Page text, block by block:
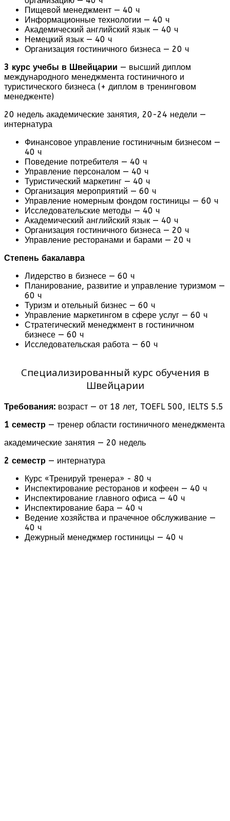
Пищевой менеджмент — 40 ч
Информационные технологии — 40 ч
Академический английский язык — 40 ч
Немецкий язык — 40 ч
Организация гостиничного бизнеса — 20 ч
3 курс учебы в Швейцарии — высший диплом
международного менеджмента гостиничного и
туристического бизнеса (+ диплом в тренинговом
менедженте)
20 недель академические занятия, 20-24 недели —
интернатура
Финансовое управление гостиничным бизнесом —
40 ч
Поведение потребителя — 40 ч
Управление персоналом — 40 ч
Туристический маркетинг — 40 ч
Организация мероприятий — 60 ч
Управление номерным фондом гостиницы — 60 ч
Исследовательские методы — 40 ч
Академический английский язык — 40 ч
Организация гостиничного бизнеса — 20 ч
Управление ресторанами и барами — 20 ч
Степень бакалавра
Лидерство в бизнесе — 60 ч
Планирование, развитие и управление туризмом —
60 ч
Туризм и отельный бизнес — 60 ч
Управление маркетингом в сфере услуг — 60 ч
Стратегический менеджмент в гостиничном
бизнесе — 60 ч
Исследовательская работа — 60 ч
Специализированный курс обучения в
Швейцарии
Требования: возраст — от 18 лет, TOEFL 500, IELTS 5.5
1 семестр — тренер области гостиничного менеджмента
академические занятия — 20 недель
2 семестр — интернатура
Курс «Тренируй тренера» - 80 ч
Инспектирование ресторанов и кофеен — 40 ч
Инспектирование главного офиса — 40 ч
Инспектирование бара — 40 ч
Ведение хозяйства и прачечное обслуживание —
40 ч
Дежурный менеджмер гостиницы — 40 ч